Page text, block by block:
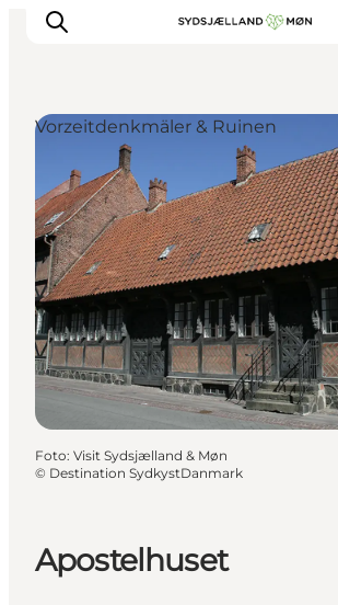
Erleben
Städte und Orte
Events
Essen
Unterkunft
Reise planen
Apostelhuset
Vorzeitdenkmäler & Ruinen
Foto: Visit Sydsjælland & Møn
© Destination SydkystDanmark